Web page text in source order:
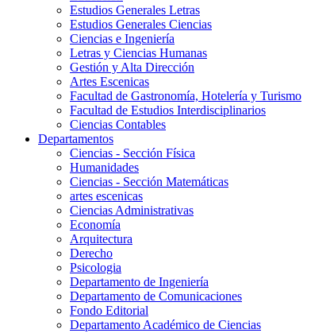
Estudios Generales Letras
Estudios Generales Ciencias
Ciencias e Ingeniería
Letras y Ciencias Humanas
Gestión y Alta Dirección
Artes Escenicas
Facultad de Gastronomía, Hotelería y Turismo
Facultad de Estudios Interdisciplinarios
Ciencias Contables
Departamentos
Ciencias - Sección Física
Humanidades
Ciencias - Sección Matemáticas
artes escenicas
Ciencias Administrativas
Economía
Arquitectura
Derecho
Psicologia
Departamento de Ingeniería
Departamento de Comunicaciones
Fondo Editorial
Departamento Académico de Ciencias